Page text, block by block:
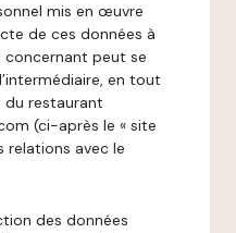
mis en œuvre
de ces données à
concernant peut se
en tout
restaurant
(ci-après le « site
relations avec le
des données